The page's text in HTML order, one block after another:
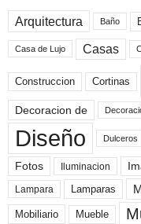
Arquitectura Baño
Casa de Lujo Casas
Construccion Cortinas
Decoracion de
Diseño Dulceros
Fotos Iluminacion
Lampara Lamparas
Mobiliario Mueble